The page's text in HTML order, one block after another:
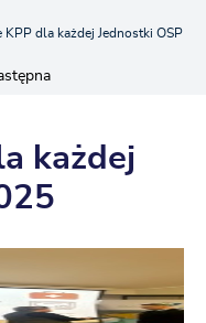
KPP dla każdej Jednostki OSP
każdej